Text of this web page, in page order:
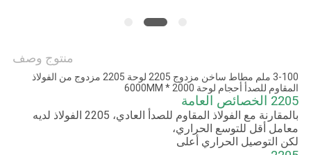
منتوج وصف
3-100 ملم مطاط ساخن مزدوج 2205 لوحة 2205 مزدوج من الفولاذ
المقاوم للصدأ أحجام لوحة 2000 * 6000MM
2205 الخصائص العامة
بالمقارنة مع الفولاذ المقاوم للصدأ العادي، 2205 الفولاذ لديه
معامل أقل للتوسع الحراري،
لكن التوصيل الحراري أعلى